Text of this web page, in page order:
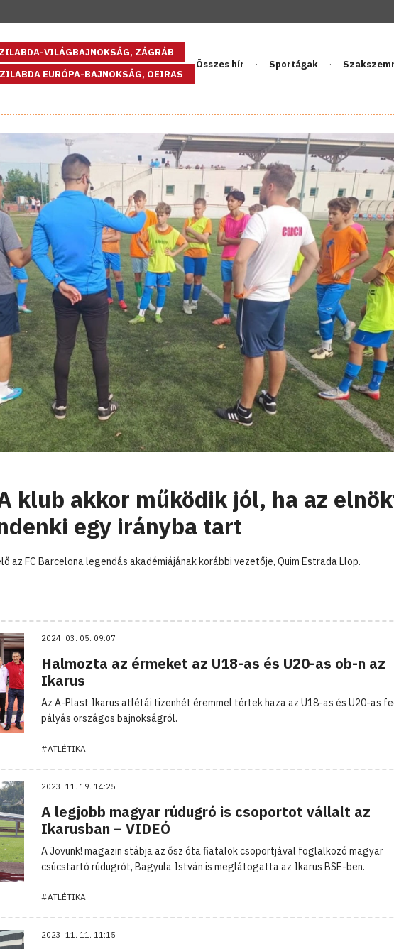
VILÁGBAJNOKSÁG, ZÁGRÁB
EURÓPA-BAJNOKSÁG, OEIRAS
Összes hír Sportágak
klub akkor működik jól, ha az
egy irányba tart
az FC Barcelona legendás akadémiájának korábbi vezetője, Quim Estrada Llop.
2024. 03. 05. 09:07
Halmozta az érmeket az U18-as és U20-as ob-n az
Ikarus
Az A-Plast Ikarus atlétái tizenhét éremmel tértek haza az U18-as és U20-as
pályás országos bajnokságról.
#ATLÉTIKA
2023. 11. 19. 14:25
A legjobb magyar rúdugró is csoportot vállalt az
Ikarusban – VIDEÓ
A Jövünk! magazin stábja az ősz óta fiatalok csoportjával foglalkozó magyar
csúcstartó rúdugrót, Bagyula István is meglátogatta az Ikarus BSE-ben.
#ATLÉTIKA
2023. 11. 11. 11:15